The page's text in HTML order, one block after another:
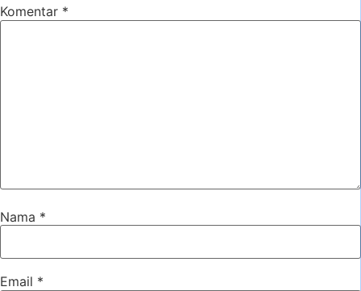
Komentar *
Nama *
Email *